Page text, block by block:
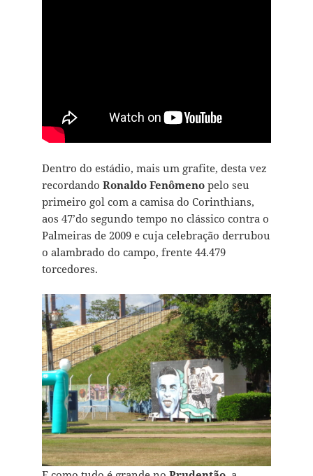
Dentro do estádio, mais um grafite, desta vez
recordando Ronaldo Fenômenopelo seu
primeiro gol com a camisa do Corinthians,
aos 47’do segundo tempo no clássico contra o
Palmeiras de 2009 e cuja celebração derrubou
o alambrado do campo, frente 44.479
torcedores.